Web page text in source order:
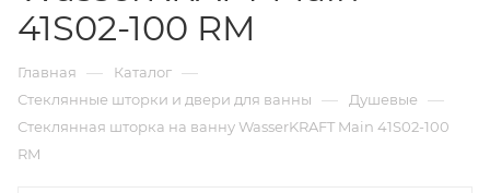
41S02-100 RM
Главная — Каталог —
Стеклянные шторки и двери для ванны — Душевые —
Стеклянная шторка на ванну WasserKRAFT Main 41S02-100
RM